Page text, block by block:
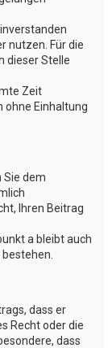
nutzen. Für die
dieser Stelle
Zeit
ohne Einhaltung
Sie dem
Ihren Beitrag
a bleibt auch
dass er
Recht oder die
dass